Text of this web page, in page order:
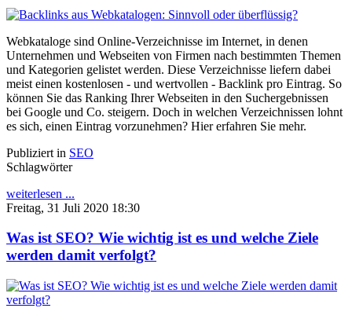
Webkataloge sind Online-Verzeichnisse im Internet, in denen
Unternehmen und Webseiten von Firmen nach bestimmten Themen
und Kategorien gelistet werden. Diese Verzeichnisse liefern dabei
meist einen kostenlosen - und wertvollen - Backlink pro Eintrag. So
können Sie das Ranking Ihrer Webseiten in den Suchergebnissen
bei Google und Co. steigern. Doch in welchen Verzeichnissen lohnt
es sich, einen Eintrag vorzunehmen? Hier erfahren Sie mehr.
Publiziert in SEO
Schlagwörter
weiterlesen ...
Freitag, 31 Juli 2020 18:30
Was ist SEO? Wie wichtig ist es und welche Ziele
werden damit verfolgt?